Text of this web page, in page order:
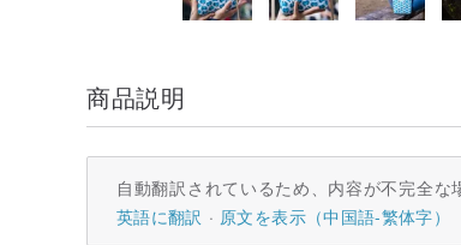
商品説明
自動翻訳されているため、内容が不完全な
英語に翻訳
原文を表示（中国語-繁体字）